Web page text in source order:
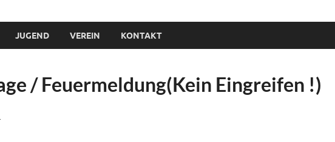
JUGEND VEREIN KONTAKT
/ Feuermeldung(Kein Eingreifen !)